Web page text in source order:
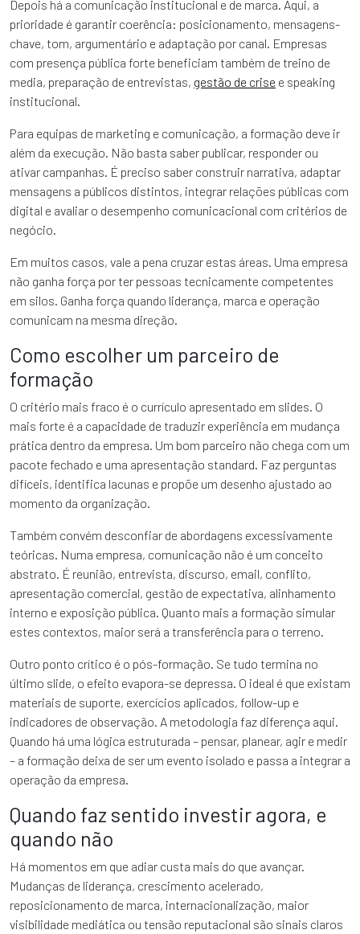
Depois há a comunicação institucional e de marca. Aqui, a
prioridade é garantir coerência: posicionamento, mensagens-
chave, tom, argumentário e adaptação por canal. Empresas
com presença pública forte beneficiam também de treino de
media, preparação de entrevistas, gestão de crise e speaking
institucional.
Para equipas de marketing e comunicação, a formação deve ir
além da execução. Não basta saber publicar, responder ou
ativar campanhas. É preciso saber construir narrativa, adaptar
mensagens a públicos distintos, integrar relações públicas com
digital e avaliar o desempenho comunicacional com critérios de
negócio.
Em muitos casos, vale a pena cruzar estas áreas. Uma empresa
não ganha força por ter pessoas tecnicamente competentes
em silos. Ganha força quando liderança, marca e operação
comunicam na mesma direção.
Como escolher um parceiro de
formação
O critério mais fraco é o currículo apresentado em slides. O
mais forte é a capacidade de traduzir experiência em mudança
prática dentro da empresa. Um bom parceiro não chega com um
pacote fechado e uma apresentação standard. Faz perguntas
difíceis, identifica lacunas e propõe um desenho ajustado ao
momento da organização.
Também convém desconfiar de abordagens excessivamente
teóricas. Numa empresa, comunicação não é um conceito
abstrato. É reunião, entrevista, discurso, email, conflito,
apresentação comercial, gestão de expectativa, alinhamento
interno e exposição pública. Quanto mais a formação simular
estes contextos, maior será a transferência para o terreno.
Outro ponto crítico é o pós-formação. Se tudo termina no
último slide, o efeito evapora-se depressa. O ideal é que existam
materiais de suporte, exercícios aplicados, follow-up e
indicadores de observação. A metodologia faz diferença aqui.
Quando há uma lógica estruturada – pensar, planear, agir e medir
– a formação deixa de ser um evento isolado e passa a integrar a
operação da empresa.
Quando faz sentido investir agora, e
quando não
Há momentos em que adiar custa mais do que avançar.
Mudanças de liderança, crescimento acelerado,
reposicionamento de marca, internacionalização, maior
visibilidade mediática ou tensão reputacional são sinais claros